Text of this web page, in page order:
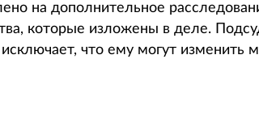
на дополнительное
которые изложены в деле.
что ему могут изменить